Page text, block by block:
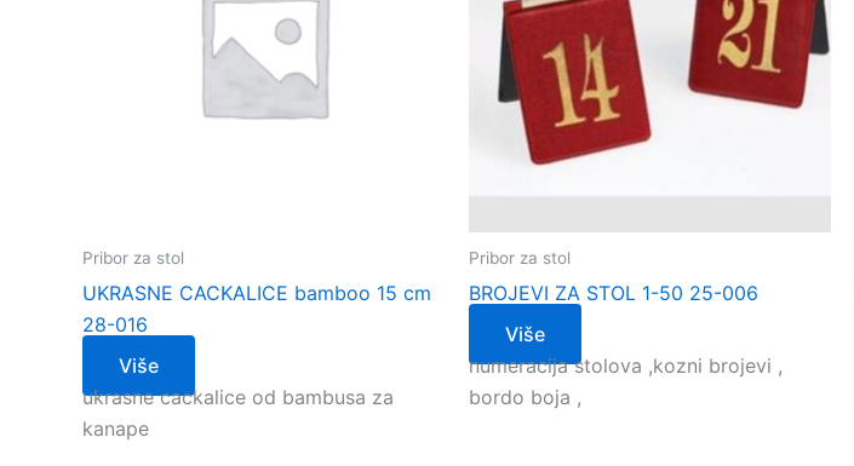
Pribor za stol
UKRASNE CACKALICE bamboo 15 cm
28-016
Više
ukrasne cackalice od bambusa za
kanape
Pribor za stol
BROJEVI ZA STOL 1-50 25-006
Više
numeracija stolova ,kozni brojevi ,
bordo boja ,